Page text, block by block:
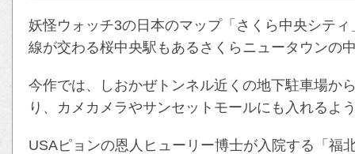
妖怪ウォッチ3の日本のマップ「さくら中央シテ
線が交わる桜中央駅もあるさくらニュータウンの
今作では、しおかぜトンネル近くの地下駐車場か
り、カメカメラやサンセットモールにも入れるよ
USAピョンの恩人ヒューリー博士が入院する「福